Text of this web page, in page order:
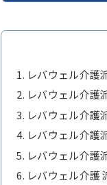
レバウェル介護
レバウェル介護
レバウェル介護
レバウェル介護
レバウェル介護
レバウェル介護